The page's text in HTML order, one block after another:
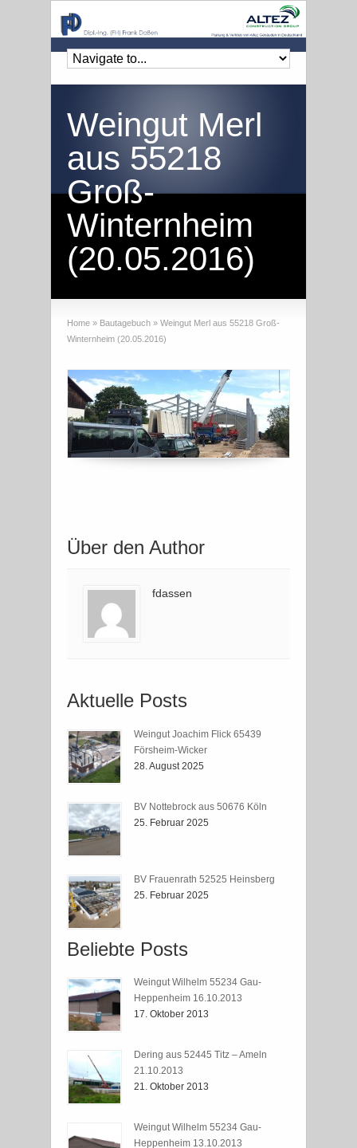
Weingut Merl
aus 55218
Groß-
Winternheim
(20.05.2016)
Home » Bautagebuch » Weingut Merl aus 55218 Groß-
Winternheim (20.05.2016)
Über den Author
fdassen
Aktuelle Posts
Weingut Joachim Flick 65439
Försheim-Wicker
28. August 2025
BV Nottebrock aus 50676 Köln
25. Februar 2025
BV Frauenrath 52525 Heinsberg
25. Februar 2025
Beliebte Posts
Weingut Wilhelm 55234 Gau-
Heppenheim 16.10.2013
17. Oktober 2013
Dering aus 52445 Titz – Ameln
21.10.2013
21. Oktober 2013
Weingut Wilhelm 55234 Gau-
Heppenheim 13.10.2013